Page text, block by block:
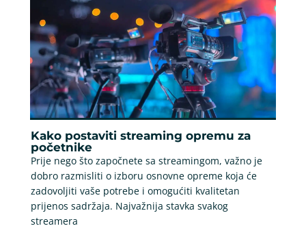
Kako postaviti streaming opremu za
početnike
Prije nego što započnete sa streamingom, važno je
dobro razmisliti o izboru osnovne opreme koja će
zadovoljiti vaše potrebe i omogućiti kvalitetan
prijenos sadržaja. Najvažnija stavka svakog
streamera